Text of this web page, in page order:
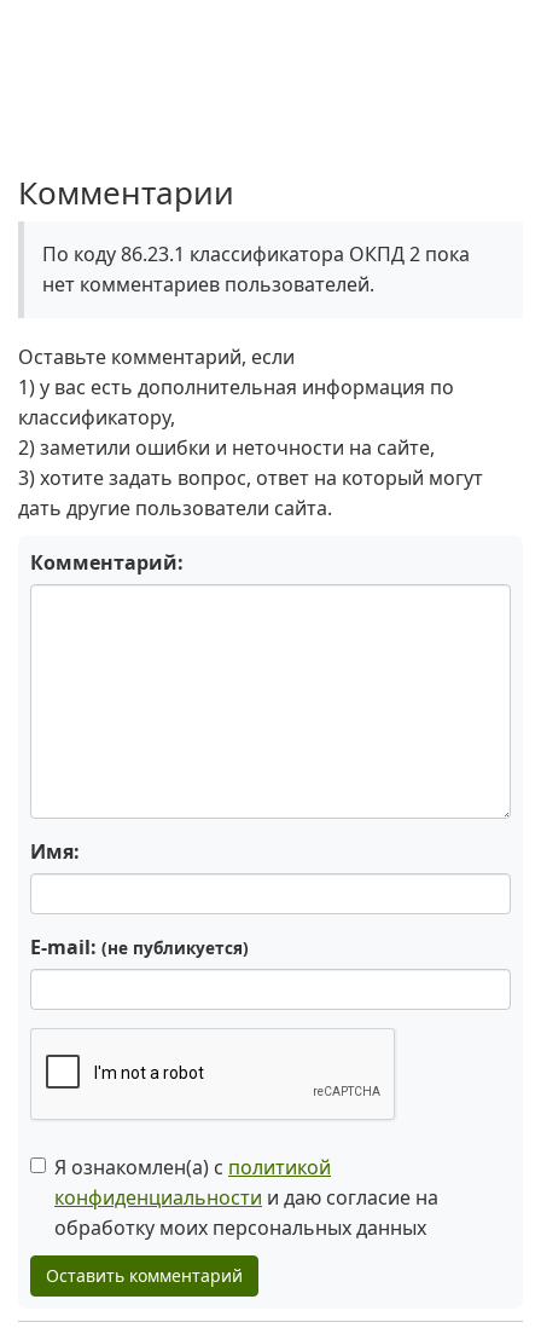
Комментарии
По коду 86.23.1 классификатора ОКПД 2 пока
нет комментариев пользователей.
Оставьте комментарий, если
1) у вас есть дополнительная информация по
классификатору,
2) заметили ошибки и неточности на сайте,
3) хотите задать вопрос, ответ на который могут
дать другие пользователи сайта.
Комментарий:
Имя:
E-mail: (не публикуется)
Я ознакомлен(а) с политикой
конфиденциальности и даю согласие на
обработку моих персональных данных
Оставить комментарий